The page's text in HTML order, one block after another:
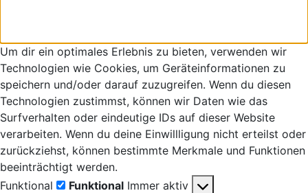
Um dir ein optimales Erlebnis zu bieten, verwenden wir
Technologien wie Cookies, um Geräteinformationen zu
speichern und/oder darauf zuzugreifen. Wenn du diesen
Technologien zustimmst, können wir Daten wie das
Surfverhalten oder eindeutige IDs auf dieser Website
verarbeiten. Wenn du deine Einwillligung nicht erteilst oder
zurückziehst, können bestimmte Merkmale und Funktionen
beeinträchtigt werden.
Funktional
Funktional Immer aktiv